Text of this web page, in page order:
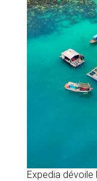
Expedia dévoile